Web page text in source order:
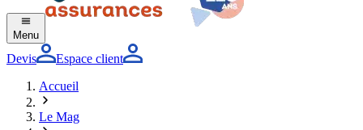
Menu
Devis
Espace client
Accueil
Le Mag